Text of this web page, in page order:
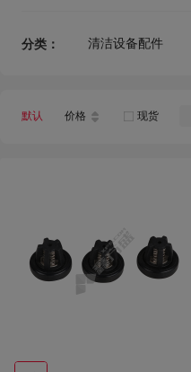
分类： 清洁设备配件
默认 价格 现货